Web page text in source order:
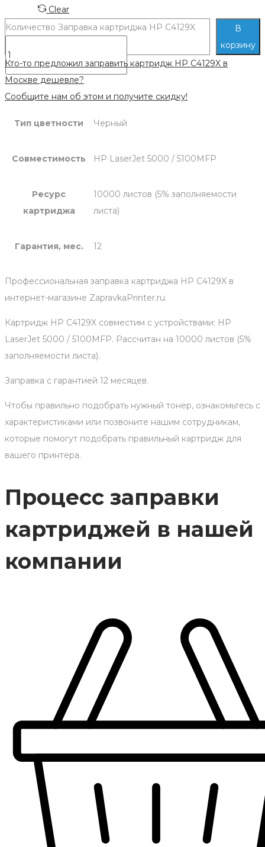
Clear
Количество Заправка картриджа HP C4129X
В
корзину
Кто-то предложил заправить картридж HP C4129X в
Москве дешевле?
Сообщите нам об этом и получите скидку!
Тип цветности Черный
Совместимость HP LaserJet 5000 / 5100MFP
Ресурс
картриджа
10000 листов (5% заполняемости
листа)
Гарантия, мес. 12
Профессиональная заправка картриджа HP C4129X в
интернет-магазине ZapravkaPrinter.ru.
Картридж HP C4129X совместим с устройствами: HP
LaserJet 5000 / 5100MFP. Рассчитан на 10000 листов (5%
заполняемости листа).
Заправка с гарантией 12 месяцев.
Чтобы правильно подобрать нужный тонер, ознакомьтесь с
характеристиками или позвоните нашим сотрудникам,
которые помогут подобрать правильный картридж для
вашего принтера.
Процесс заправки
картриджей в нашей
компании